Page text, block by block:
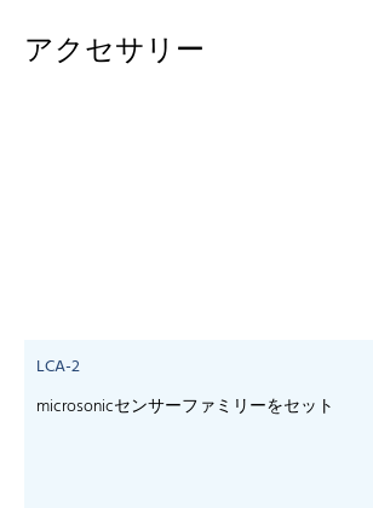
アクセサリー
LCA-2
microsonicセンサーファミリーをセット